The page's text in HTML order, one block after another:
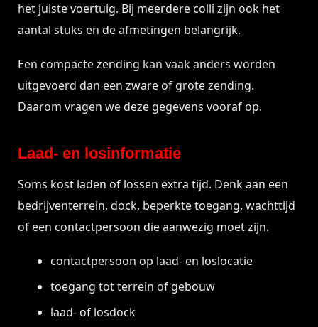
het juiste voertuig. Bij meerdere colli zijn ook het
aantal stuks en de afmetingen belangrijk.
Een compacte zending kan vaak anders worden
uitgevoerd dan een zware of grote zending.
Daarom vragen we deze gegevens vooraf op.
Laad- en losinformatie
Soms kost laden of lossen extra tijd. Denk aan een
bedrijventerrein, dock, beperkte toegang, wachttijd
of een contactpersoon die aanwezig moet zijn.
contactpersoon op laad- en loslocatie
toegang tot terrein of gebouw
laad- of losdock